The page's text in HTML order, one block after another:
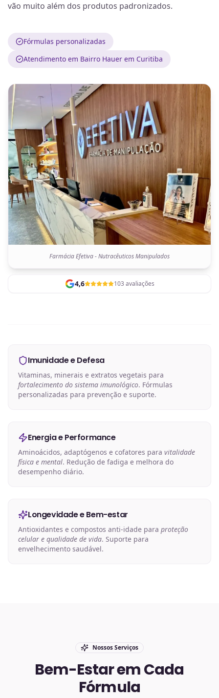
vão muito além dos produtos padronizados.
Fórmulas personalizadas
Atendimento em Bairro Hauer em Curitiba
Farmácia Efetiva - Nutracêuticos Manipulados
4,6 103 avaliações
Imunidade e Defesa
Vitaminas, minerais e extratos vegetais para
fortalecimento do sistema imunológico. Fórmulas
personalizadas para prevenção e suporte.
Energia e Performance
Aminoácidos, adaptógenos e cofatores para vitalidade
física e mental. Redução de fadiga e melhora do
desempenho diário.
Longevidade e Bem-estar
Antioxidantes e compostos anti-idade para proteção
celular e qualidade de vida. Suporte para
envelhecimento saudável.
Nossos Serviços
Bem-Estar em Cada
Fórmula